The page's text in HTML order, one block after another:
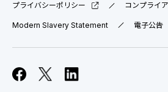
業績ハイライト
株式について
コーポレート・ガバナンス
中途採用：ビジネス職・コーポ
プライバシーポリシー コンプライ
Modern Slavery Statement 電子公告